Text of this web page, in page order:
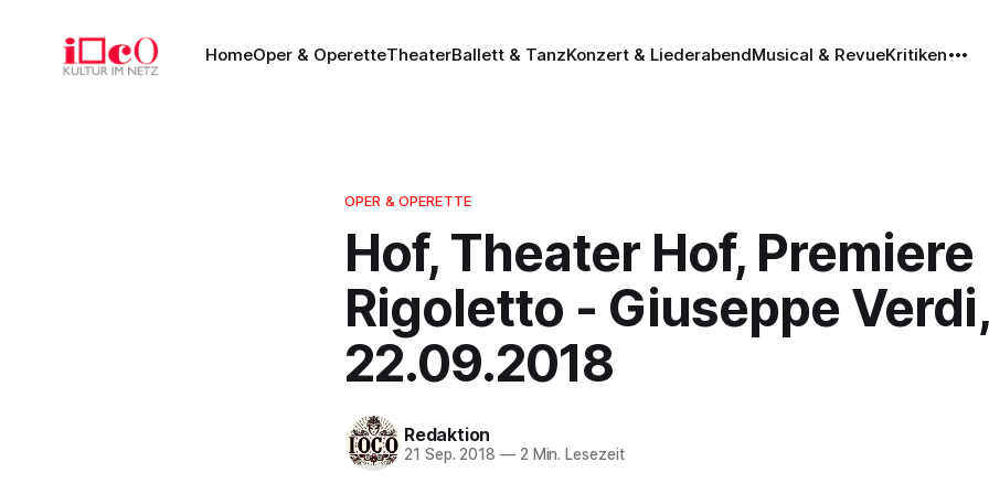
HomeOper & OperetteTheaterBallett & TanzKonzert & LiederabendMusical & RevueKritiken
OPER & OPERETTE
Hof, Theater Hof, Premiere
Rigoletto - Giuseppe Verdi,
22.09.2018
Redaktion
21 Sep. 2018 —2 Min. Lesezeit